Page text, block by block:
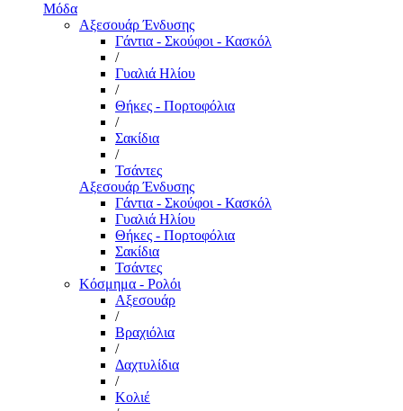
Μόδα
Αξεσουάρ Ένδυσης
Γάντια - Σκούφοι - Κασκόλ
/
Γυαλιά Ηλίου
/
Θήκες - Πορτοφόλια
/
Σακίδια
/
Τσάντες
Αξεσουάρ Ένδυσης
Γάντια - Σκούφοι - Κασκόλ
Γυαλιά Ηλίου
Θήκες - Πορτοφόλια
Σακίδια
Τσάντες
Κόσμημα - Ρολόι
Αξεσουάρ
/
Βραχιόλια
/
Δαχτυλίδια
/
Κολιέ